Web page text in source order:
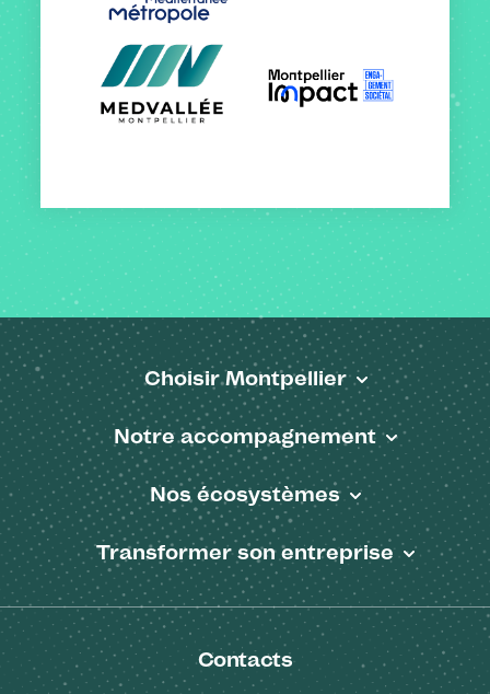
Pied de page
Choisir Montpellier
Notre accompagnement
Nos écosystèmes
Transformer son entreprise
Contacts